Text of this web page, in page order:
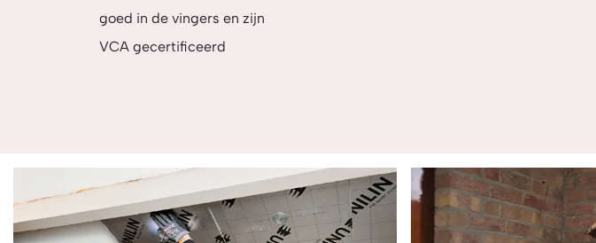
goed in de vingers en zijn
VCA gecertificeerd